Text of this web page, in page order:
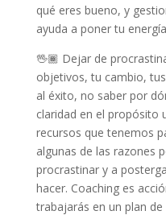
qué eres bueno, y
ayuda a poner tu
🖖🏾 Dejar de
objetivos, tu cambio,
al éxito, no saber por
claridad en el propósito
recursos que tenemos
algunas de las razones
procrastinar y a
hacer. Coaching es
trabajarás en un plan